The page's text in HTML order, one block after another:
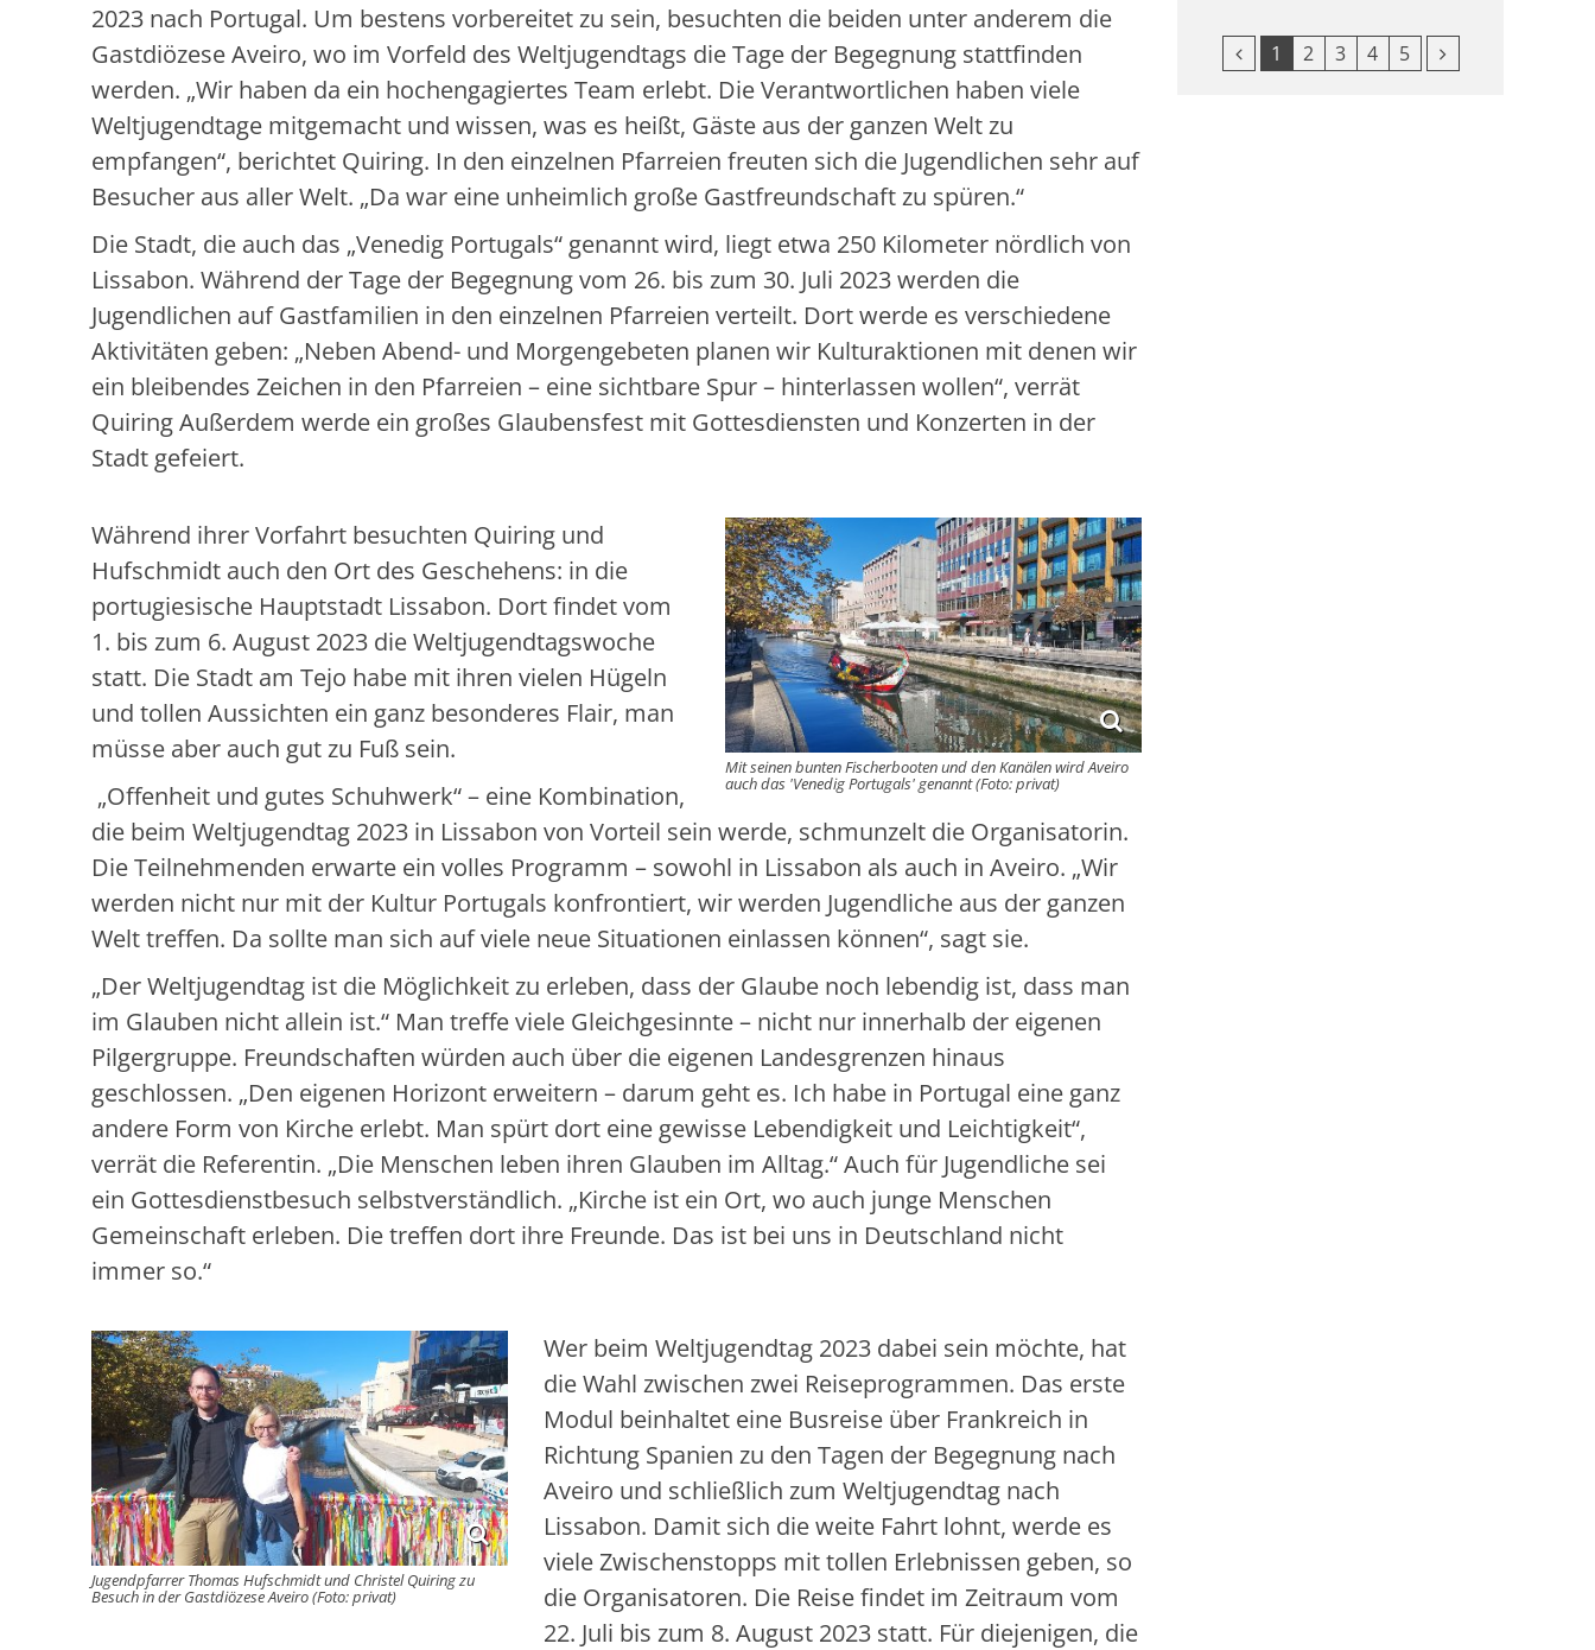
2023 nach Portugal. Um bestens vorbereitet zu sein, besuchten die beiden unter anderem die
Gastdiözese Aveiro, wo im Vorfeld des Weltjugendtags die Tage der Begegnung stattfinden
werden. „Wir haben da ein hochengagiertes Team erlebt. Die Verantwortlichen haben viele
Weltjugendtage mitgemacht und wissen, was es heißt, Gäste aus der ganzen Welt zu
empfangen“, berichtet Quiring. In den einzelnen Pfarreien freuten sich die Jugendlichen sehr auf
Besucher aus aller Welt. „Da war eine unheimlich große Gastfreundschaft zu spüren.“
Die Stadt, die auch das „Venedig Portugals“ genannt wird, liegt etwa 250 Kilometer nördlich von
Lissabon. Während der Tage der Begegnung vom 26. bis zum 30. Juli 2023 werden die
Jugendlichen auf Gastfamilien in den einzelnen Pfarreien verteilt. Dort werde es verschiedene
Aktivitäten geben: „Neben Abend- und Morgengebeten planen wir Kulturaktionen mit denen wir
ein bleibendes Zeichen in den Pfarreien – eine sichtbare Spur – hinterlassen wollen“, verrät
Quiring Außerdem werde ein großes Glaubensfest mit Gottesdiensten und Konzerten in der
Stadt gefeiert.
Mit seinen bunten Fischerbooten und den Kanälen wird Aveiro
auch das 'Venedig Portugals' genannt (Foto: privat)
Während ihrer Vorfahrt besuchten Quiring und
Hufschmidt auch den Ort des Geschehens: in die
portugiesische Hauptstadt Lissabon. Dort findet vom
1. bis zum 6. August 2023 die Weltjugendtagswoche
statt. Die Stadt am Tejo habe mit ihren vielen Hügeln
und tollen Aussichten ein ganz besonderes Flair, man
müsse aber auch gut zu Fuß sein.
„Offenheit und gutes Schuhwerk“ – eine Kombination,
die beim Weltjugendtag 2023 in Lissabon von Vorteil sein werde, schmunzelt die Organisatorin.
Die Teilnehmenden erwarte ein volles Programm – sowohl in Lissabon als auch in Aveiro. „Wir
werden nicht nur mit der Kultur Portugals konfrontiert, wir werden Jugendliche aus der ganzen
Welt treffen. Da sollte man sich auf viele neue Situationen einlassen können“, sagt sie.
„Der Weltjugendtag ist die Möglichkeit zu erleben, dass der Glaube noch lebendig ist, dass man
im Glauben nicht allein ist.“ Man treffe viele Gleichgesinnte – nicht nur innerhalb der eigenen
Pilgergruppe. Freundschaften würden auch über die eigenen Landesgrenzen hinaus
geschlossen. „Den eigenen Horizont erweitern – darum geht es. Ich habe in Portugal eine ganz
andere Form von Kirche erlebt. Man spürt dort eine gewisse Lebendigkeit und Leichtigkeit“,
verrät die Referentin. „Die Menschen leben ihren Glauben im Alltag.“ Auch für Jugendliche sei
ein Gottesdienstbesuch selbstverständlich. „Kirche ist ein Ort, wo auch junge Menschen
Gemeinschaft erleben. Die treffen dort ihre Freunde. Das ist bei uns in Deutschland nicht
immer so.“
Jugendpfarrer Thomas Hufschmidt und Christel Quiring zu
Besuch in der Gastdiözese Aveiro (Foto: privat)
Wer beim Weltjugendtag 2023 dabei sein möchte, hat
die Wahl zwischen zwei Reiseprogrammen. Das erste
Modul beinhaltet eine Busreise über Frankreich in
Richtung Spanien zu den Tagen der Begegnung nach
Aveiro und schließlich zum Weltjugendtag nach
Lissabon. Damit sich die weite Fahrt lohnt, werde es
viele Zwischenstopps mit tollen Erlebnissen geben, so
die Organisatoren. Die Reise findet im Zeitraum vom
22. Juli bis zum 8. August 2023 statt. Für diejenigen, die
Vorherige Seite
1 2 3 4 5 Nächste Seite